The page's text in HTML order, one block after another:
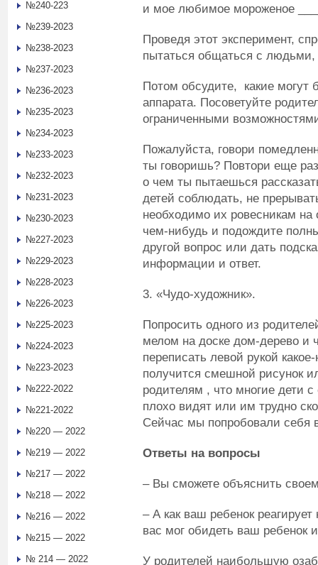
и мое любимое мороженое
Проведя этот эксперимент,
пытаться общаться с
Потом обсудите, какие могут
аппарата. Посоветуйте
ограниченными
Пожалуйста, говори
ты говоришь? Повтори еще
о чем ты пытаешься
детей соблюдать, не
необходимо их ровесникам
чем-нибудь и подождите
другой вопрос или дать
информации и ответ.
3. «Чудо-художник».
Попросить одного из
мелом на доске дом-дерево и
переписать левой рукой
получится смешной рисунок
родителям , что многие дети
плохо видят или им трудно
Сейчас мы попробовали себя
Ответы на вопросы
– Вы сможете объяснить
– А как ваш ребенок
вас мог обидеть ваш ребенок
У родителей наибольшую
№240-223
№239-2023
№238-2023
№237-2023
№236-2023
№235-2023
№234-2023
№233-2023
№232-2023
№231-2023
№230-2023
№227-2023
№229-2023
№228-2023
№226-2023
№225-2023
№224-2023
№223-2023
№222-2022
№221-2022
№220 — 2022
№219 — 2022
№217 — 2022
№218 — 2022
№216 — 2022
№215 — 2022
№ 214 — 2022